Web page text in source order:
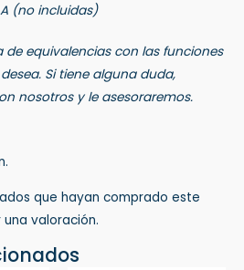
(no incluidas)
de equivalencias con las funciones
Si tiene alguna duda,
nosotros y le asesoraremos.
que hayan comprado este
valoración.